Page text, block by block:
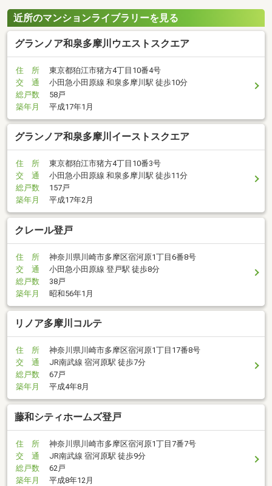
近所のマンションライブラリーを見る
グランノア和泉多摩川ウエストスクエア
住 所
東京都狛江市猪方4丁目10番4号
交 通
小田急小田原線 和泉多摩川駅 徒歩10分
総戸数
58戸
築年月
平成17年1月
グランノア和泉多摩川イーストスクエア
住 所
東京都狛江市猪方4丁目10番3号
交 通
小田急小田原線 和泉多摩川駅 徒歩11分
総戸数
157戸
築年月
平成17年2月
クレール登戸
住 所
神奈川県川崎市多摩区宿河原1丁目6番8号
交 通
小田急小田原線 登戸駅 徒歩8分
総戸数
38戸
築年月
昭和56年1月
リノア多摩川コルテ
住 所
神奈川県川崎市多摩区宿河原1丁目17番8号
交 通
JR南武線 宿河原駅 徒歩7分
総戸数
67戸
築年月
平成4年8月
藤和シティホームズ登戸
住 所
神奈川県川崎市多摩区宿河原1丁目7番7号
交 通
JR南武線 宿河原駅 徒歩9分
総戸数
62戸
築年月
平成8年12月